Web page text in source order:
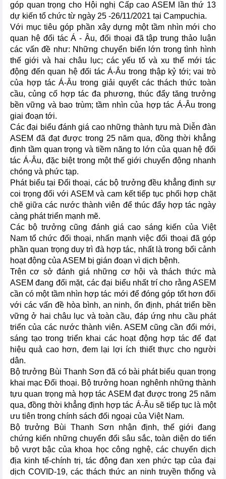
góp quan trọng cho Hội nghị Cấp cao ASEM lần thứ 13
dự kiến tổ chức từ ngày 25 -26/11/2021 tại Campuchia.
Với mục tiêu góp phần xây dựng một tầm nhìn mới cho
quan hệ đối tác Á - Âu, đối thoại đã tập trung thảo luận
các vấn đề như: Những chuyển biến lớn trong tình hình
thế giới và hai châu lục; các yếu tố và xu thế mới tác
động đến quan hệ đối tác Á-Âu trong thập kỷ tới; vai trò
của hợp tác Á-Âu trong giải quyết các thách thức toàn
cầu, củng cố hợp tác đa phương, thúc đẩy tăng trưởng
bền vững và bao trùm; tầm nhìn của hợp tác Á-Âu trong
giai đoạn tới.
Các đại biểu đánh giá cao những thành tựu mà Diễn đàn
ASEM đã đạt được trong 25 năm qua, đồng thời khẳng
định tầm quan trọng và tiềm năng to lớn của quan hệ đối
tác Á-Âu, đặc biệt trong một thế giới chuyển động nhanh
chóng và phức tạp.
Phát biểu tại Đối thoại, các bộ trưởng đều khẳng định sự
coi trọng đối với ASEM và cam kết tiếp tục phối hợp chặt
chẽ giữa các nước thành viên để thúc đẩy hợp tác ngày
càng phát triển mạnh mẽ.
Các bộ trưởng cũng đánh giá cao sáng kiến của Việt
Nam tổ chức đối thoại, nhấn mạnh việc đối thoại đã góp
phần quan trọng duy trì đà hợp tác, nhất là trong bối cảnh
hoạt động của ASEM bị gián đoạn vì dịch bệnh.
Trên cơ sở đánh giá những cơ hội và thách thức mà
ASEM đang đối mặt, các đại biểu nhất trí cho rằng ASEM
cần có một tầm nhìn hợp tác mới để đóng góp tốt hơn đối
với các vấn đề hòa bình, an ninh, ổn định, phát triển bền
vững ở hai châu lục và toàn cầu, đáp ứng nhu cầu phát
triển của các nước thành viên. ASEM cũng cần đổi mới,
sáng tạo trong triển khai các hoạt động hợp tác để đạt
hiệu quả cao hơn, đem lại lợi ích thiết thực cho người
dân.
Bộ trưởng Bùi Thanh Sơn đã có bài phát biểu quan trọng
khai mạc Đối thoại. Bộ trưởng hoan nghênh những thành
tựu quan trọng mà hợp tác ASEM đạt được trong 25 năm
qua, đồng thời khẳng định hợp tác Á-Âu sẽ tiếp tục là một
ưu tiên trong chính sách đối ngoại của Việt Nam.
Bộ trưởng Bùi Thanh Sơn nhận định, thế giới đang
chứng kiến những chuyển đổi sâu sắc, toàn diện do tiến
bộ vượt bậc của khoa học công nghệ, các chuyển dịch
địa kinh tế-chính trị, tác động đan xen phức tạp của đại
dịch COVID-19, các thách thức an ninh truyền thống và